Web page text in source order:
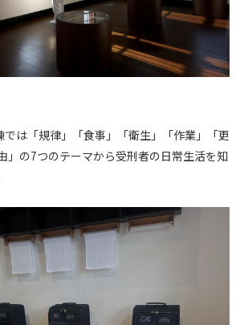
は「規律」「食事」「衛生」「作業」「更
」の7つのテーマから受刑者の日常生活を知